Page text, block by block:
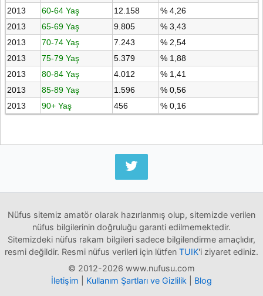
2013
60-64 Yaş 12.158
% 4,26
2013
65-69 Yaş 9.805
% 3,43
2013
70-74 Yaş 7.243
% 2,54
2013
75-79 Yaş 5.379
% 1,88
2013
80-84 Yaş 4.012
% 1,41
2013
85-89 Yaş 1.596
% 0,56
2013
90+ Yaş 456 % 0,16
Nüfus sitemiz amatör olarak hazırlanmış olup, sitemizde verilen
nüfus bilgilerinin doğruluğu garanti edilmemektedir.
Sitemizdeki nüfus rakam bilgileri sadece bilgilendirme amaçlıdır,
resmi değildir. Resmi nüfus verileri için lütfen TUIK'i ziyaret ediniz.
© 2012-2026 www.nufusu.com
İletişim
Kullanım Şartları ve Gizlilik Blog